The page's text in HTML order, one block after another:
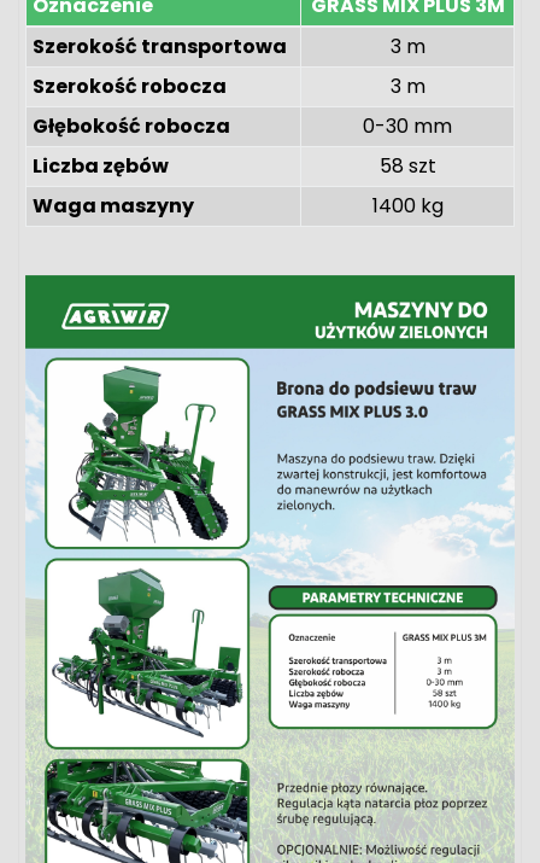
Oznaczenie
GRASS MIX PLUS 3M
Szerokość transportowa
3 m
Szerokość robocza
3 m
Głębokość robocza
0-30 mm
Liczba zębów
58 szt
Waga maszyny
1400 kg